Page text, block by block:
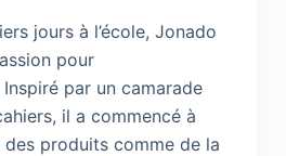
jours à l’école, Jonado
pour
Inspiré par un camarade
il a commencé à
produits comme de la